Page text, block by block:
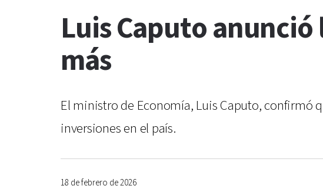
Luis Caputo
más
El ministro de Economía, Luis Caputo, confirmó
inversiones en el país.
18 de febrero de 2026